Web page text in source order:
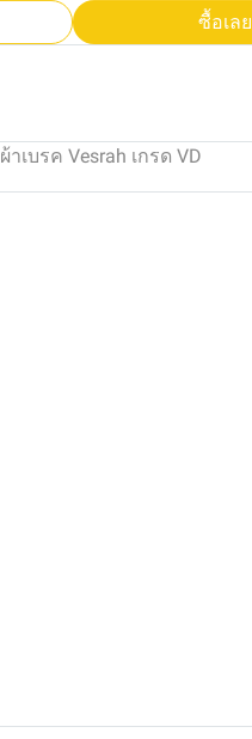
ซื้อเลย
ผ้าเบรค Vesrah เกรด VD